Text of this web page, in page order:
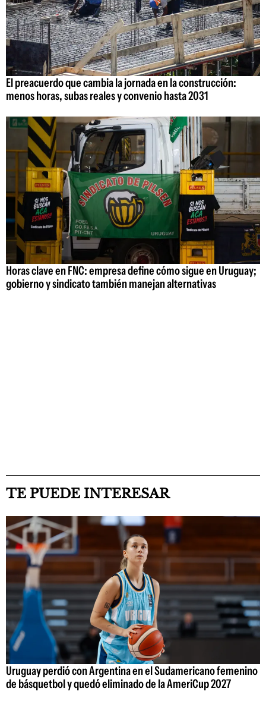
El preacuerdo que cambia la jornada en la construcción:
menos horas, subas reales y convenio hasta 2031
Horas clave en FNC: empresa define cómo sigue en Uruguay;
gobierno y sindicato también manejan alternativas
TE PUEDE INTERESAR
Uruguay perdió con Argentina en el Sudamericano femenino
de básquetbol y quedó eliminado de la AmeriCup 2027